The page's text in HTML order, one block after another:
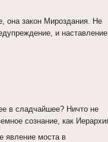
она закон Мироздания. Не
и
в сладчайшее? Ничто не
сознание, как
явление моста в